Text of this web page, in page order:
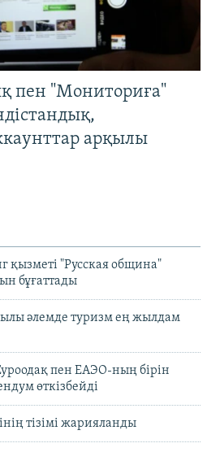
пен "Мониториға"
арқылы
қызметі "Русская община"
бұғаттады
әлемде туризм ең жылдам
пен ЕАЭО-ның бірін
өткізбейді
тізімі жарияланды